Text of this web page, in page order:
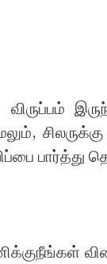
பார்த்து